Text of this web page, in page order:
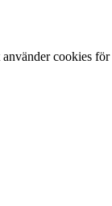
använder cookies för